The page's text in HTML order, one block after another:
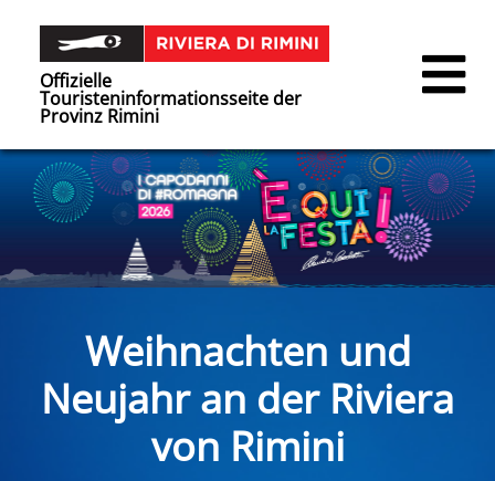
Offizielle
Touristeninformationsseite der
Provinz Rimini
Weihnachten und
Neujahr an der Riviera
von Rimini